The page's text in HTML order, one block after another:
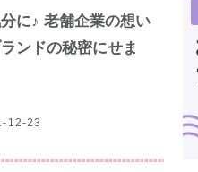
に♪ 老舗企業の想い
ンドの秘密にせま
12-23